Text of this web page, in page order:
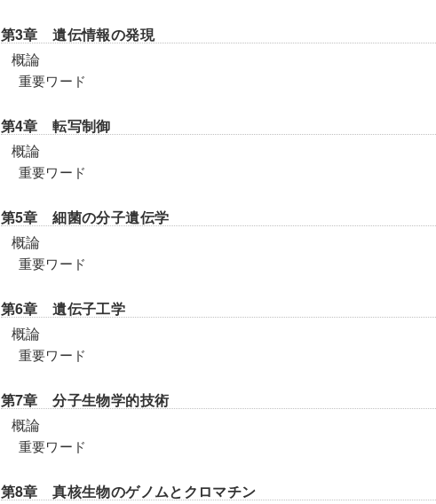
第3章 遺伝情報の発現
概論
重要ワード
第4章 転写制御
概論
重要ワード
第5章 細菌の分子遺伝学
概論
重要ワード
第6章 遺伝子工学
概論
重要ワード
第7章 分子生物学的技術
概論
重要ワード
第8章 真核生物のゲノムとクロマチン